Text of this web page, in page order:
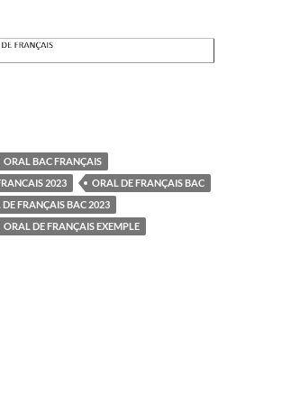
ORAL BAC FRANÇAIS
2023
ORAL DE FRANÇAIS BAC
FRANÇAIS BAC 2023
ORAL DE FRANÇAIS EXEMPLE